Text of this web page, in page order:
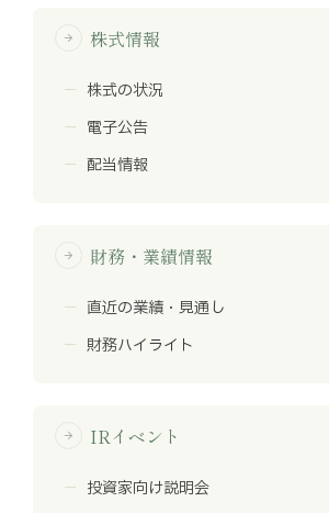
arrow_forward 株式情報
株式の状況
電子公告
配当情報
arrow_forward 財務・業績情報
直近の業績・見通し
財務ハイライト
arrow_forward IRイベント
投資家向け説明会